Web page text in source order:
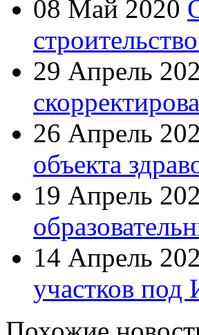
08 Май 2020
29 Апрель
26 Апрель
объекта
19 Апрель
14 Апрель
участков